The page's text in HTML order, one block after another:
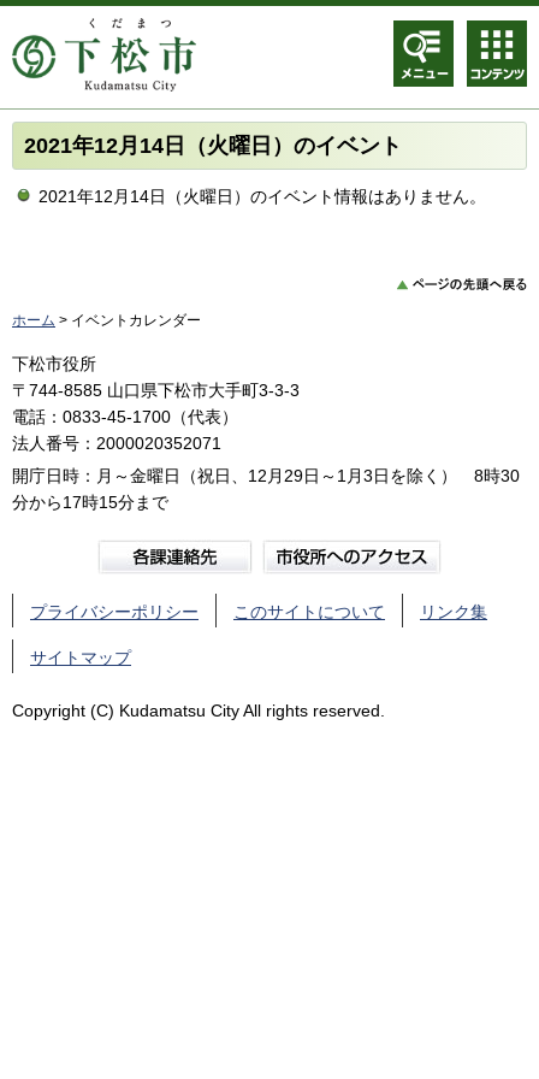
メニュ
ー
コンテ
ンツメ
ニュー
2021年12月14日（火曜日）のイベント
2021年12月14日（火曜日）のイベント情報はありません。
ホーム > イベントカレンダー
下松市役所
〒744-8585 山口県下松市大手町3-3-3
電話：0833-45-1700（代表）
法人番号：2000020352071
開庁日時：月～金曜日（祝日、12月29日～1月3日を除く） 8時30
分から17時15分まで
プライバシーポリシー このサイトについて リンク集
サイトマップ
Copyright (C) Kudamatsu City All rights reserved.